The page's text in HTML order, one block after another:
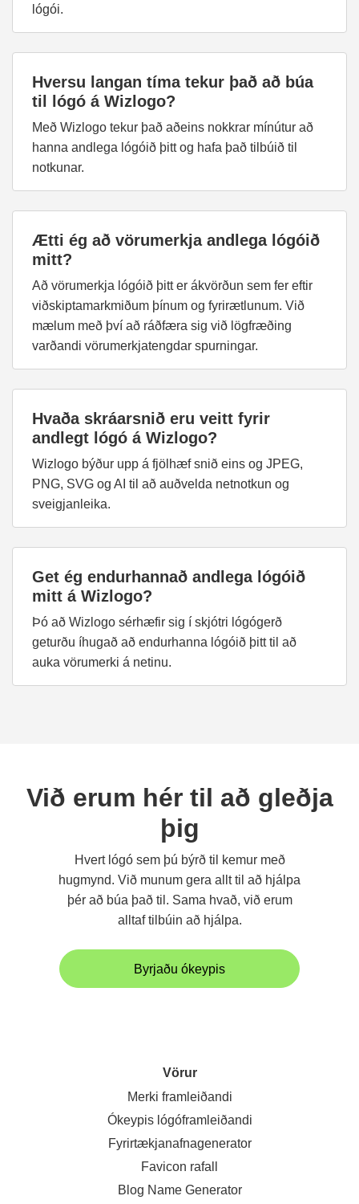
lógói.
Hversu langan tíma tekur það að búa
til lógó á Wizlogo?
Með Wizlogo tekur það aðeins nokkrar mínútur að
hanna andlega lógóið þitt og hafa það tilbúið til
notkunar.
Ætti ég að vörumerkja andlega lógóið
mitt?
Að vörumerkja lógóið þitt er ákvörðun sem fer eftir
viðskiptamarkmiðum þínum og fyrirætlunum. Við
mælum með því að ráðfæra sig við lögfræðing
varðandi vörumerkjatengdar spurningar.
Hvaða skráarsnið eru veitt fyrir
andlegt lógó á Wizlogo?
Wizlogo býður upp á fjölhæf snið eins og JPEG,
PNG, SVG og AI til að auðvelda netnotkun og
sveigjanleika.
Get ég endurhannað andlega lógóið
mitt á Wizlogo?
Þó að Wizlogo sérhæfir sig í skjótri lógógerð
geturðu íhugað að endurhanna lógóið þitt til að
auka vörumerki á netinu.
Við erum hér til að gleðja
þig
Hvert lógó sem þú býrð til kemur með
hugmynd. Við munum gera allt til að hjálpa
þér að búa það til. Sama hvað, við erum
alltaf tilbúin að hjálpa.
Byrjaðu ókeypis
Vörur
Merki framleiðandi
Ókeypis lógóframleiðandi
Fyrirtækjanafnagenerator
Favicon rafall
Blog Name Generator